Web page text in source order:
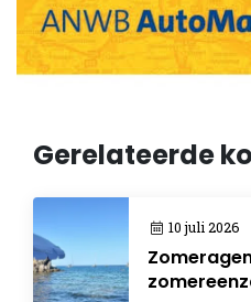
Gerelateerde
10 juli 2026